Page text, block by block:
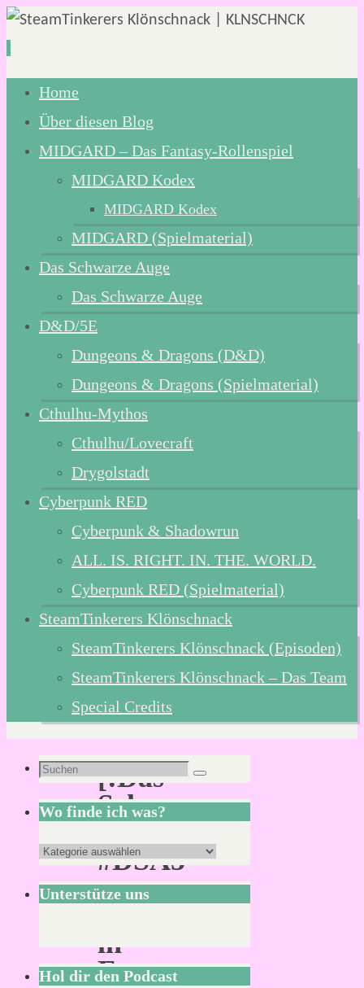
Zum
Inhalt
springen
Home
Über diesen Blog
MIDGARD – Das Fantasy-Rollenspiel
MIDGARD Kodex
MIDGARD Kodex
MIDGARD (Spielmaterial)
Das Schwarze Auge
Das Schwarze Auge
D&D/5E
Dungeons & Dragons (D&D)
Dungeons & Dragons (Spielmaterial)
Cthulhu-Mythos
Cthulhu/Lovecraft
Drygolstadt
Cyberpunk RED
Cyberpunk & Shadowrun
ALL. IS. RIGHT. IN. THE. WORLD.
Cyberpunk RED (Spielmaterial)
SteamTinkerers Klönschnack
SteamTinkerers Klönschnack (Episoden)
SteamTinkerers Klönschnack – Das Team
Special Credits
[:Das
Schwarze
Auge:]
#DSA5
–
in
Festum…
Suchen
nach:
Suchen
Wo finde ich was?
Wo
finde
ich
Unterstütze uns
Hol dir den Podcast